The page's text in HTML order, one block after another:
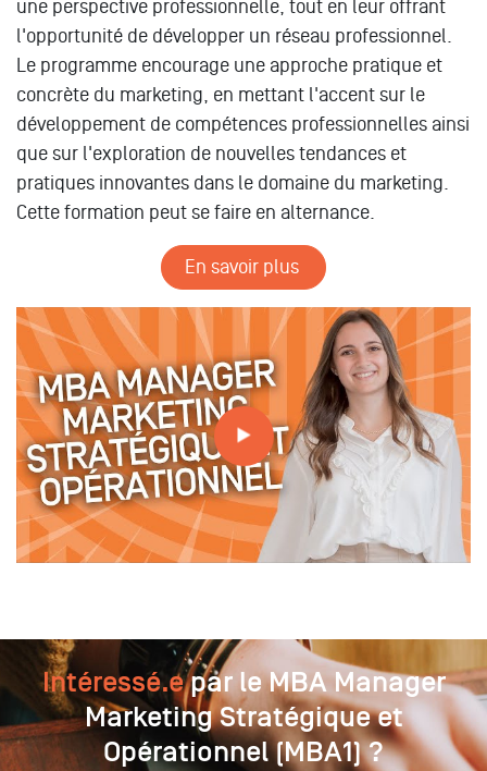
une perspective professionnelle, tout en leur offrant
l'opportunité de développer un réseau professionnel.
Le programme encourage une approche pratique et
concrète du marketing, en mettant l'accent sur le
développement de compétences professionnelles ainsi
que sur l'exploration de nouvelles tendances et
pratiques innovantes dans le domaine du marketing.
Cette formation peut se faire en alternance.
En savoir plus
Tout savoir sur les formations // MBA MANAGER
MARKETING STRATEGIQUE ET OPERATIONNEL
Intéressé.epar le MBA Manager
Marketing Stratégique et
Opérationnel (MBA1) ?